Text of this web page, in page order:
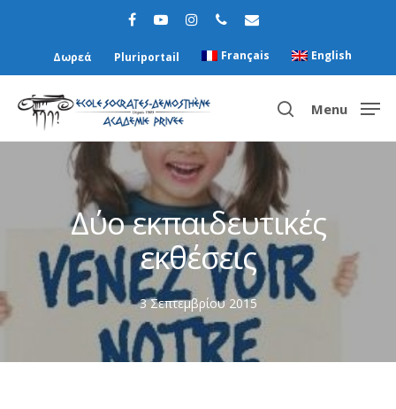
Δωρεά Pluriportail Français English
Hit enter to search or ESC to close
Menu
Δύο εκπαιδευτικές
εκθέσεις
3 Σεπτεμβρίου 2015